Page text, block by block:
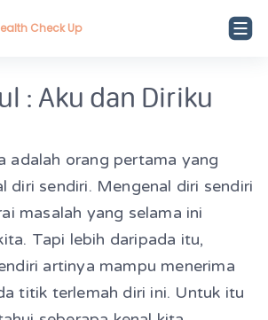
Check Up
: Aku dan Diriku
adalah orang pertama yang
diri sendiri. Mengenal diri sendiri
masalah yang selama ini
Tapi lebih daripada itu,
artinya mampu menerima
titik terlemah diri ini. Untuk itu